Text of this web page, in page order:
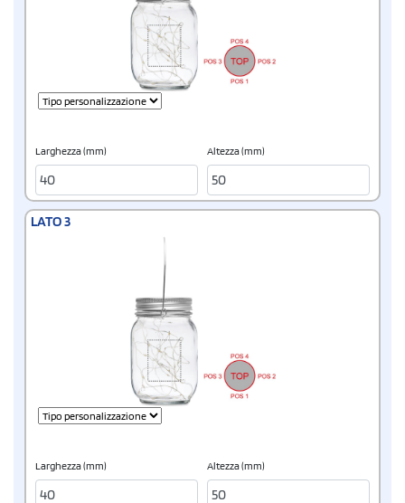
Larghezza (mm) Altezza (mm)
LATO 3
Larghezza (mm) Altezza (mm)